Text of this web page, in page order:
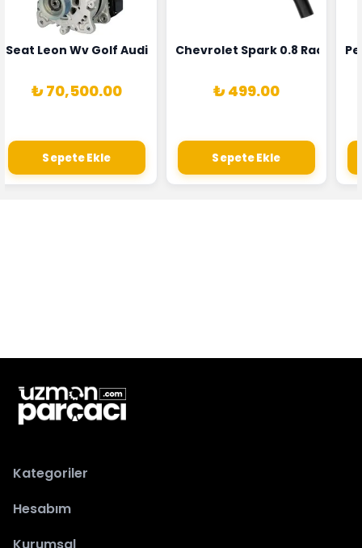
Sensörü Bosch Marka 1628HN-0258010081
Seat Leon Wv Golf Audi A3 Şarj Alternatörü Valeo Marka
₺ 70,500.00
Sepete Ekle
Chevrolet Spark 0.8 Radyatör
₺ 499.00
Sepete Ekle
Kategoriler
Hesabım